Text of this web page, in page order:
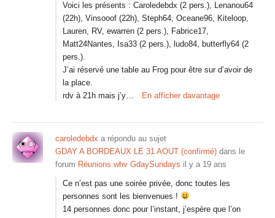
Voici les présents : Caroledebdx (2 pers.), Lenanou64
(22h), Vinsooof (22h), Steph64, Oceane96, Kiteloop,
Lauren, RV, ewarren (2 pers.), Fabrice17,
Matt24Nantes, Isa33 (2 pers.), ludo84, butterfly64 (2
pers.).
J’ai réservé une table au Frog pour être sur d’avoir de
la place.
rdv à 21h mais j’y…
En afficher davantage
caroledebdx a répondu au sujet
GDAY A BORDEAUX LE 31 AOUT (confirmé) dans le
forum Réunions whv GdaySundays il y a 19 ans
Ce n’est pas une soirée privée, donc toutes les
personnes sont les bienvenues !
14 personnes donc pour l’instant, j’espère que l’on